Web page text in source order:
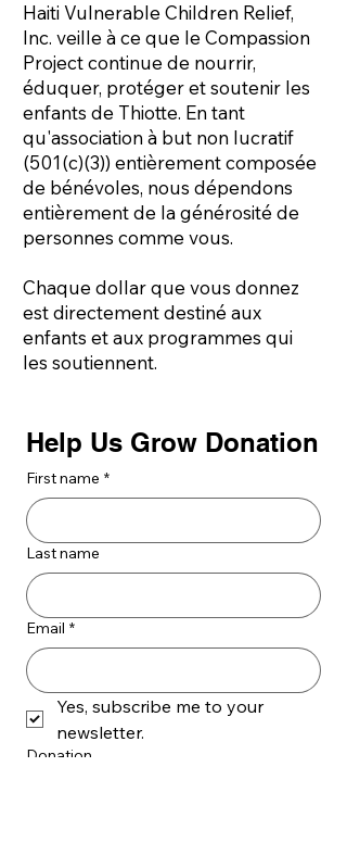
Haiti Vulnerable Children Relief,
Inc. veille à ce que le Compassion
Project continue de nourrir,
éduquer, protéger et soutenir les
enfants de Thiotte. En tant
qu'association à but non lucratif
(501(c)(3)) entièrement composée
de bénévoles, nous dépendons
entièrement de la générosité de
personnes comme vous.
Chaque dollar que vous donnez
est directement destiné aux
enfants et aux programmes qui
les soutiennent.
Help Us Grow Donation
First name *
Last name
Email *
Yes, subscribe me to your
newsletter.
Donation